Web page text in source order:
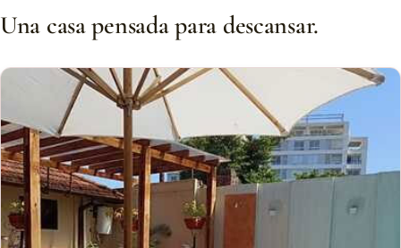
Una casa pensada para descansar.